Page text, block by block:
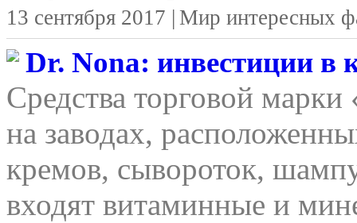
13 сентября 2017 | Мир интересных
Dr. Nona: инвестиции в
Средства торговой
на заводах,
кремов, сывороток,
входят витаминные и